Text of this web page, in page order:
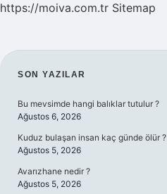
https://moiva.com.tr Sitemap
SIDEBAR
SON YAZILAR
Bu mevsimde hangi balıklar tutulur ?
Ağustos 6, 2026
Kuduz bulaşan insan kaç günde ölür ?
Ağustos 5, 2026
Avarızhane nedir ?
Ağustos 5, 2026